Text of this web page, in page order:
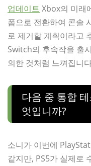
업데이트 Xbox의 미래
폼으로 전환하여 콘솔
로 제거할 계획이라고
Switch의 후속작을 출
의한 것처럼 느껴집니
다음 중 통합
엇입니까?
소니가 이번에
같지만, PS5가 실제로